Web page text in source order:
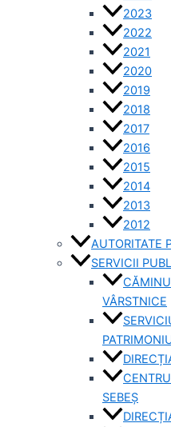
2023
2022
2021
2020
2019
2018
2017
2016
2015
2014
2013
2012
AUTORITATE
SERVICII
VÂRSTNICE
SEBEȘ